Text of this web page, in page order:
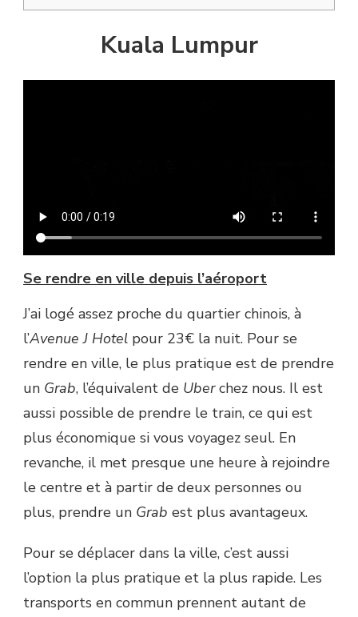
Kuala Lumpur
Se rendre en ville depuis l’aéroport
J’ai logé assez proche du quartier chinois, à
l’Avenue J Hotel pour 23€ la nuit. Pour se
rendre en ville, le plus pratique est de prendre
un Grab, l’équivalent de Uberchez nous. Il est
aussi possible de prendre le train, ce qui est
plus économique si vous voyagez seul. En
revanche, il met presque une heure à rejoindre
le centre et à partir de deux personnes ou
plus, prendre un Grab est plus avantageux.
Pour se déplacer dans la ville, c’est aussi
l’option la plus pratique et la plus rapide. Les
transports en commun prennent autant de